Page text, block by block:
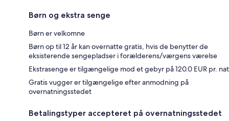
Børn og ekstra senge
Børn er velkomne
Børn op til 12 år kan overnatte gratis, hvis de benytter de
eksisterende sengepladser i forælderens/værgens værelse
Ekstrasenge er tilgængelige mod et gebyr på 120.0 EUR pr. nat
Gratis vugger er tilgængelige efter anmodning på
overnatningsstedet
Betalingstyper accepteret på overnatningsstedet